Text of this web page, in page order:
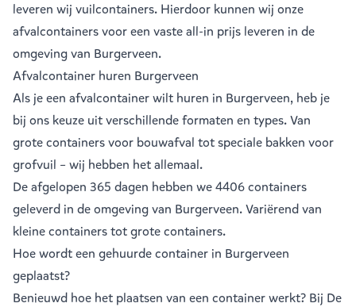
leveren wij vuilcontainers. Hierdoor kunnen wij onze
afvalcontainers voor een vaste all-in prijs leveren in de
omgeving van Burgerveen.
Afvalcontainer huren Burgerveen
Als je een afvalcontainerwilt huren in Burgerveen, heb je
bij ons keuze uit verschillende formaten en types. Van
grote containers voor bouwafval tot speciale bakken voor
grofvuil – wij hebben het allemaal.
De afgelopen 365 dagen hebben we 4406 containers
geleverd in de omgeving van Burgerveen. Variërend van
kleine containerstotgrote containers.
Hoe wordt een gehuurde container in Burgerveen
geplaatst?
Benieuwd hoe het plaatsen van een container werkt? Bij De